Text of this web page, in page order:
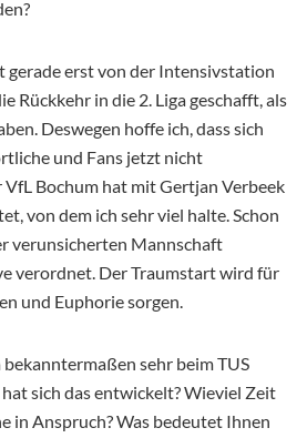
gerade erst von der Intensivstation
Rückkehr in die 2. Liga geschafft, als
Deswegen hoffe ich, dass sich
und Fans jetzt nicht
Bochum hat mit Gertjan Verbeek
von dem ich sehr viel halte. Schon
verunsicherten Mannschaft
verordnet. Der Traumstart wird für
und Euphorie sorgen.
bekanntermaßen sehr beim TUS
sich das entwickelt? Wieviel Zeit
in Anspruch? Was bedeutet Ihnen